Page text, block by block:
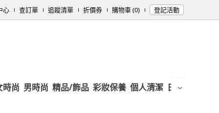
心 查訂單 追蹤清單 折價券 購物車 (0) 登記活動
時尚 男時尚 精品/飾品 彩妝保養 個人清潔 日用/紙品